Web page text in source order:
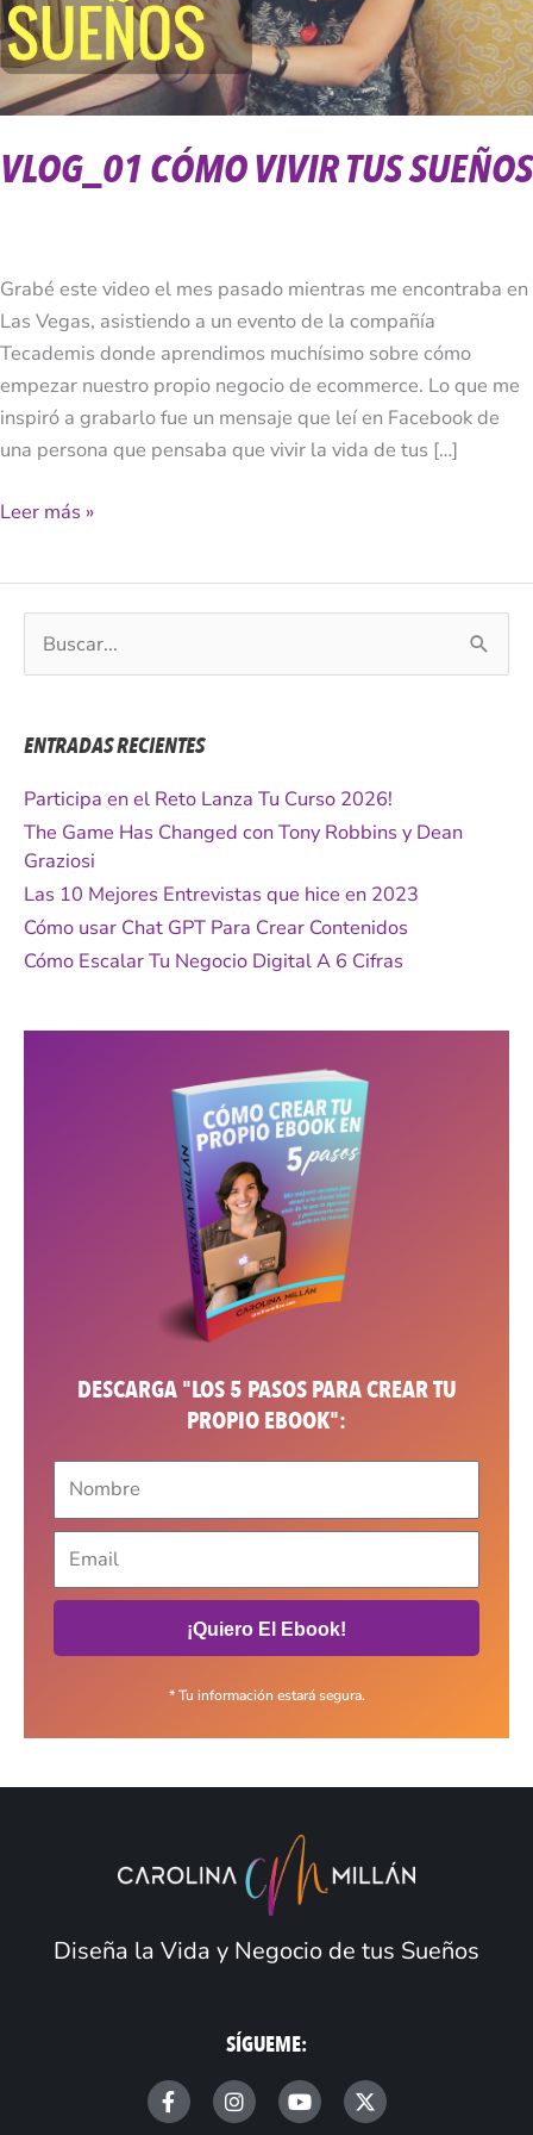
VLOG_01 CÓMO VIVIR TUS SUEÑOS
Grabé este video el mes pasado mientras me encontraba en
Las Vegas, asistiendo a un evento de la compañía
Tecademis donde aprendimos muchísimo sobre cómo
empezar nuestro propio negocio de ecommerce. Lo que me
inspiró a grabarlo fue un mensaje que leí en Facebook de
una persona que pensaba que vivir la vida de tus […]
Leer más »
u
a
r
p
o
r
:
ENTRADAS RECIENTES
Participa en el Reto Lanza Tu Curso 2026!
The Game Has Changed con Tony Robbins y Dean
Graziosi
Las 10 Mejores Entrevistas que hice en 2023
Cómo usar Chat GPT Para Crear Contenidos
Cómo Escalar Tu Negocio Digital A 6 Cifras
DESCARGA "LOS 5 PASOS PARA CREAR TU
PROPIO EBOOK":
¡Quiero El Ebook!
* Tu información estará segura.
Diseña la Vida y Negocio de tus Sueños
SÍGUEME:
F
a
I
n
Y
o
X
-